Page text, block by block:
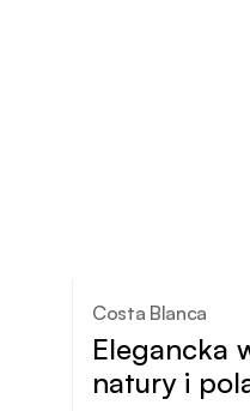
Costa Blanca
Elegancka
natury i